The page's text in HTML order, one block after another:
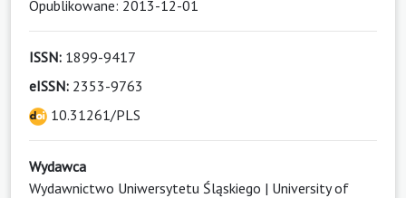
Opublikowane: 2013-12-01
ISSN: 1899-9417
eISSN: 2353-9763
10.31261/PLS
Wydawca
Wydawnictwo Uniwersytetu Śląskiego | University of